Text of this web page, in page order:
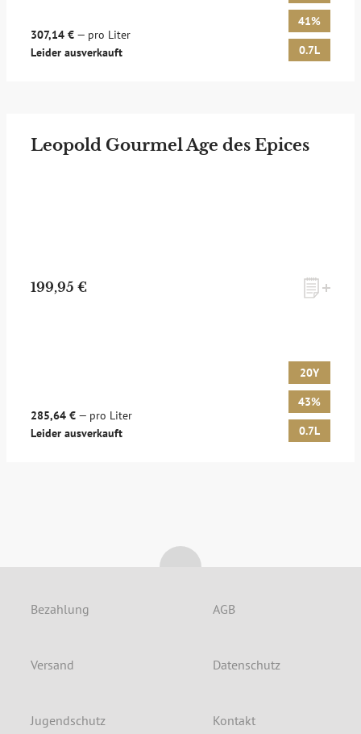
307,14 € — pro Liter
Leider ausverkauft
41%
0.7L
Leopold Gourmel Age des Epices
199,95 €
285,64 € — pro Liter
Leider ausverkauft
20Y
43%
0.7L
Bezahlung
Versand
AGB
Datenschutz
Jugendschutz Kontakt